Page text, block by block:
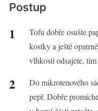
Postup
Tofu dobře osušte
kostky a ještě
vlhkosti odsajete, tím
Do mikrotenového
pepř. Dobře